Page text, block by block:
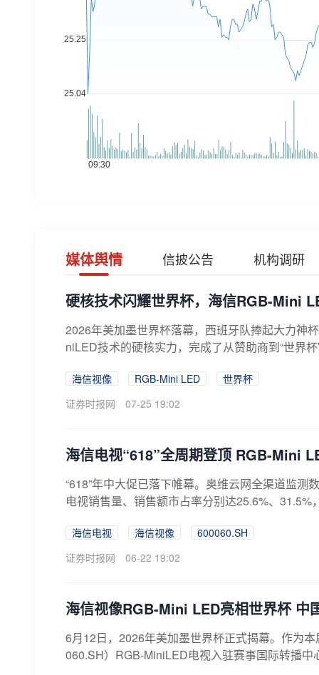
媒体舆情 信披公告 机构调研
硬核技术闪耀世界杯，海信RGB-Mini
2026年美加墨世界杯落幕，西班牙队捧起大力神
niLED技术的硬核实力，完成了从赞助商到“世界
海信视像 RGB-Mini LED
世界杯
证券时报网
07-25 19:02
海信电视“618”全周期登顶 RGB-Mini
“618”年中大促已落下帷幕。奥维云网全渠道监
电视销售量、销售额市占率分别达25.6%、
海信电视 海信视像
600060.SH
证券时报网
06-22 19:02
海信视像RGB-Mini LED亮相世界杯 中
6月12日，2026年美加墨世界杯正式揭幕。作为
060.SH）RGB-MiniLED电视入驻赛事国际转播